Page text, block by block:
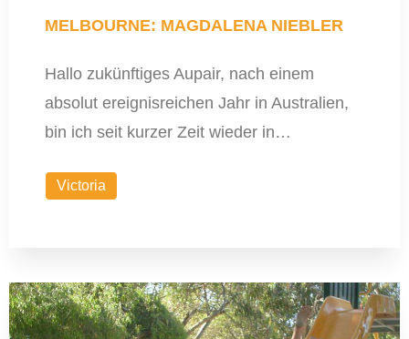
MELBOURNE: MAGDALENA NIEBLER
Hallo zukünftiges Aupair, nach einem
absolut ereignisreichen Jahr in Australien,
bin ich seit kurzer Zeit wieder in…
Victoria